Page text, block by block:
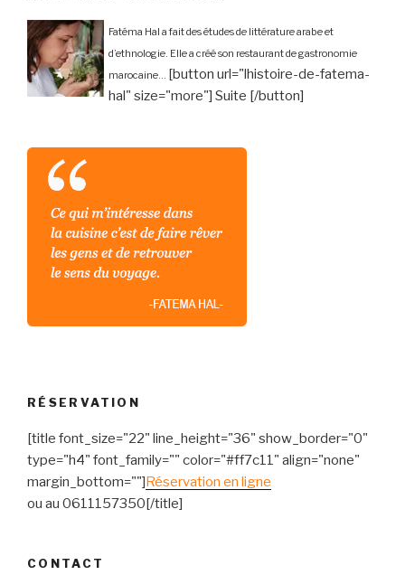
Fatéma Hal a fait des études de littérature arabe et
d’ethnologie. Elle a créé son restaurant de gastronomie
marocaine... [button url="lhistoire-de-fatema-
hal" size="more"] Suite [/button]
RÉSERVATION
[title font_size="22" line_height="36" show_border="0"
type="h4" font_family="" color="#ff7c11" align="none"
margin_bottom=""] Réservation en ligne
ou au 0611157350[/title]
CONTACT